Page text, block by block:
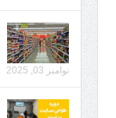
نوامبر 03, 2025